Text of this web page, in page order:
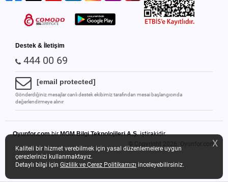
X
Kaliteli bir hizmet verebilmek için yasal düzenlemelere uygun
çerezlerinizi kullanmaktayız.
Detaylı bilgi için Gizlilik ve Çerez Politikamızı inceleyebilirsiniz.
Destek & İletişim
444 00 69
[email protected]
Gönderdiğiniz mesajlar canlı destek ekibimiz tarafından mesai başlangıcında
değerlendirmeye alınır
Oyunfor.combirMGM Bilgi Teknolojileri A.Ş.iştirakidir.
© Copyright 2026.
Oyunfor.com